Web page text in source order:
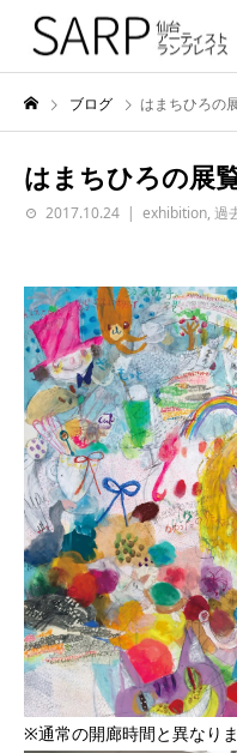
ブログ はまちひろの
はまちひろの展
2017.10.24 exhibition, 過
※通常の開廊時間と異なり